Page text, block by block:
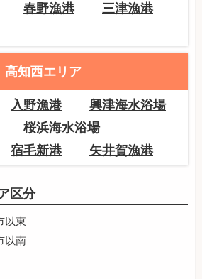
春野漁港
三津漁港
高知西エリア
入野漁港
興津海水浴場
桜浜海水浴場
宿毛新港 矢井賀漁港
区分
以東
以南